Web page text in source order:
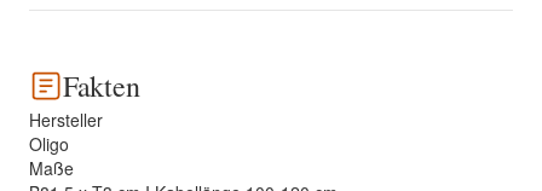
Fakten
Hersteller
Oligo
Maße